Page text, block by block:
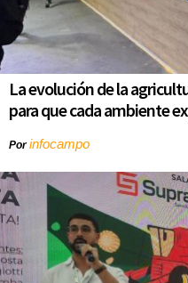
La evolución de la
para que cada ambiente
Porinfocampo